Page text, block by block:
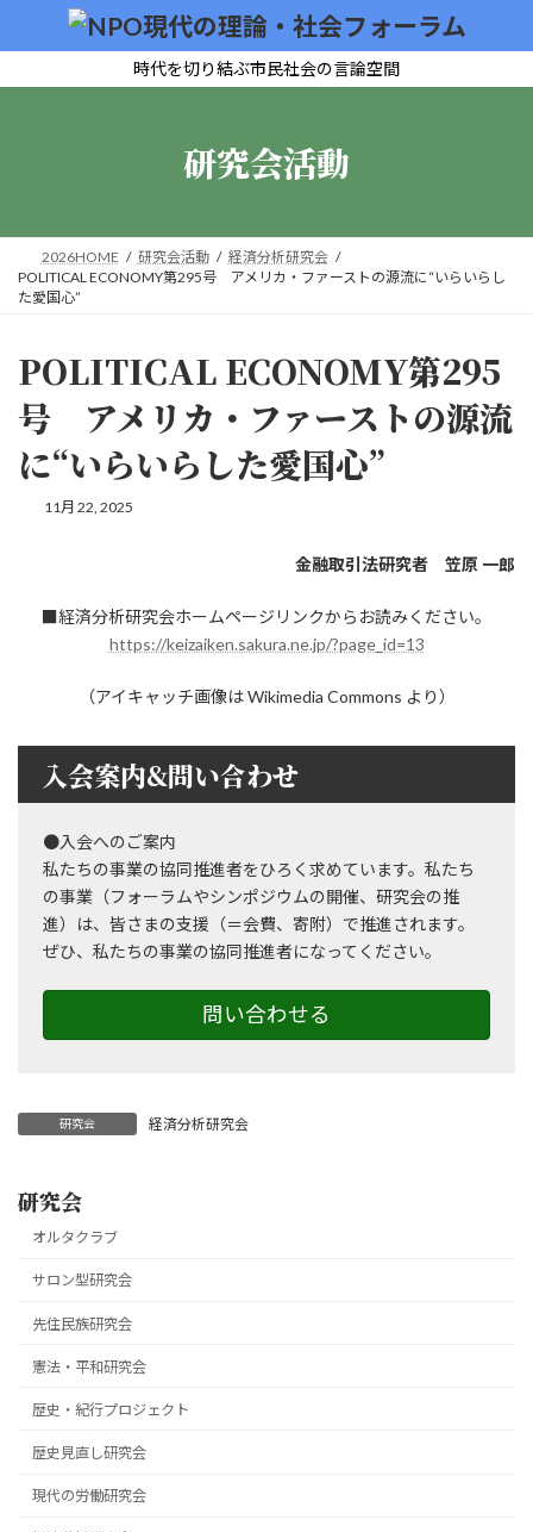
ン
ー
時代を切り結ぶ市民社会の言論空間
研究会活動
2026HOME 研究会活動
経済分析研究会
POLITICAL ECONOMY第295号 アメリカ・ファーストの源流に“いらいらし
た愛国心”
POLITICAL ECONOMY第295
号 アメリカ・ファーストの源流
に“いらいらした愛国心”
11月 22, 2025
金融取引法研究者 笠原 一郎
■経済分析研究会ホームページリンクからお読みください。
https://keizaiken.sakura.ne.jp/?page_id=13
（アイキャッチ画像は Wikimedia Commons より）
入会案内&問い合わせ
●入会へのご案内
私たちの事業の協同推進者をひろく求めています。私たち
の事業（フォーラムやシンポジウムの開催、研究会の推
進）は、皆さまの支援（＝会費、寄附）で推進されます。
ぜひ、私たちの事業の協同推進者になってください。
問い合わせる
研究会 経済分析研究会
研究会
オルタクラブ
サロン型研究会
先住民族研究会
憲法・平和研究会
歴史・紀行プロジェクト
歴史見直し研究会
現代の労働研究会